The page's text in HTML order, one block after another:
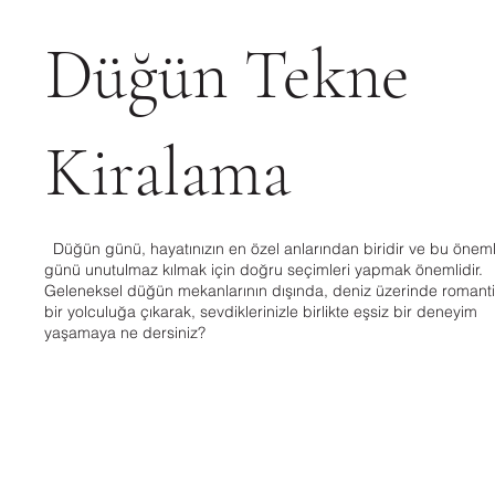
Düğün Tekne
Kiralama
Düğün günü, hayatınızın en özel anlarından biridir ve bu
günü unutulmaz kılmak için doğru seçimleri yapmak önemlidir.
Geleneksel düğün mekanlarının dışında, deniz üzerinde
bir yolculuğa çıkarak, sevdiklerinizle birlikte eşsiz bir deneyim
yaşamaya ne dersiniz?